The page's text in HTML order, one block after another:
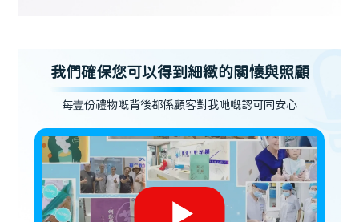
我們確保您可以得到細緻的關懷與照顧
每壹份禮物嘅背後都係顧客對我哋嘅認可同安心